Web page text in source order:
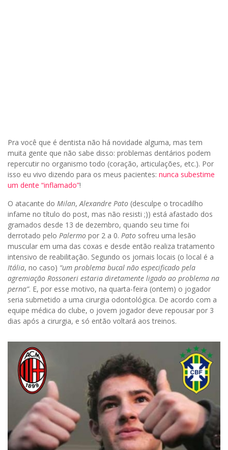
Pra você que é dentista não há novidade alguma, mas tem
muita gente que não sabe disso: problemas dentários podem
repercutir no organismo todo (coração, articulações, etc.). Por
isso eu vivo dizendo para os meus pacientes: nunca subestime
um dente “inflamado”!
O atacante do Milan,Alexandre Pato (desculpe o trocadilho
infame no título do post, mas não resisti ;)) está afastado dos
gramados desde 13 de dezembro, quando seu time foi
derrotado pelo Palermo por 2 a 0. Pato sofreu uma lesão
muscular em uma das coxas e desde então realiza tratamento
intensivo de reabilitação. Segundo os jornais locais (o local é a
Itália, no caso) “um problema bucal não especificado pela
agremiação Rossoneri estaria diretamente ligado ao problema na
perna”. E, por esse motivo, na quarta-feira (ontem) o jogador
seria submetido a uma cirurgia odontológica. De acordo com a
equipe médica do clube, o jovem jogador deve repousar por 3
dias após a cirurgia, e só então voltará aos treinos.